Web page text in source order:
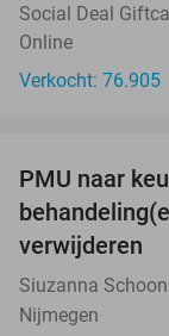
Social Deal
Online
Verkocht: 76.905
PMU naar
verwijderen
Siuzanna
Nijmegen